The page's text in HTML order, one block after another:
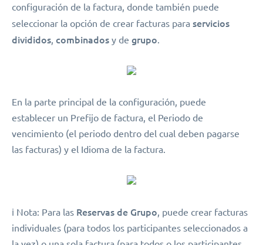
configuración de la factura, donde también puede
seleccionar la opción de crear facturas para servicios
divididos, combinados y de grupo.
En la parte principal de la configuración, puede
establecer un Prefijo de factura, el Periodo de
vencimiento (el periodo dentro del cual deben pagarse
las facturas) y el Idioma de la factura.
ℹ️ Nota: Para las Reservas de Grupo, puede crear facturas
individuales (para todos los participantes seleccionados a